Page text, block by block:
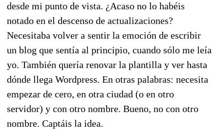
desde mi punto de vista. ¿Acaso no lo habéis
notado en el descenso de actualizaciones?
Necesitaba volver a sentir la emoción de escribir
un blog que sentía al principio, cuando sólo me leía
yo. También quería renovar la plantilla y ver hasta
dónde llega Wordpress. En otras palabras: necesita
empezar de cero, en otra ciudad (o en otro
servidor) y con otro nombre. Bueno, no con otro
nombre. Captáis la idea.